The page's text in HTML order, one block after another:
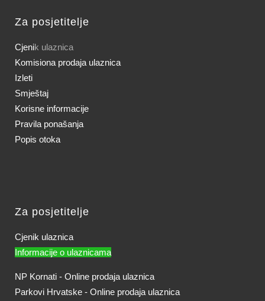
Za posjetitelje
Cjenik ulaznica
Komisiona prodaja ulaznica
Izleti
Smještaj
Korisne informacije
Pravila ponašanja
Popis otoka
Za posjetitelje
Cjenik ulaznica
Informacije o ulaznicama
NP Kornati - Online prodaja ulaznica
Parkovi Hrvatske - Online prodaja ulaznica